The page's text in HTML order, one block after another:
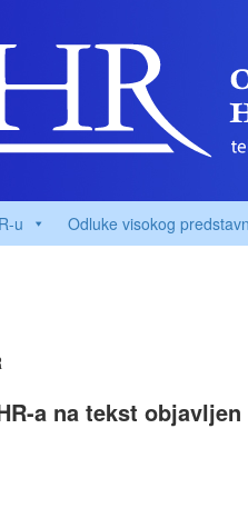
u Odluke visokog
a na tekst